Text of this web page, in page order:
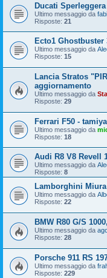
Ducati
Ultimo messaggio da
Risposte: 21
Ecto1 Ghostbuster
Ultimo messaggio da
Risposte: 15
Lancia Stratos
aggiornamento
Ultimo messaggio da
Risposte: 29
Ferrari F50 -
Ultimo messaggio da
Risposte: 18
Audi R8 V8 Revell
Ultimo messaggio da
Risposte: 8
Lamborghini
Ultimo messaggio da
Risposte: 22
BMW R80 G/S
Ultimo messaggio da
Risposte: 28
Porsche 911 RS
Ultimo messaggio da
Risposte: 229